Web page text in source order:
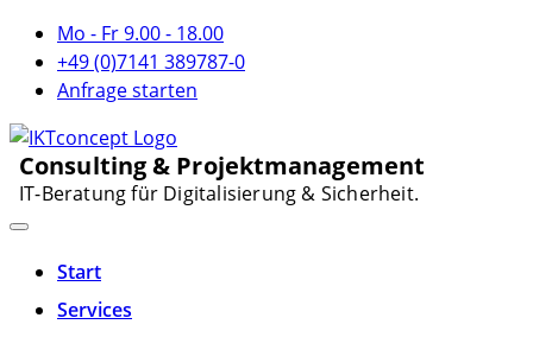
Mo - Fr 9.00 - 18.00
+49 (0)7141 389787-0
Anfrage starten
Consulting & Projektmanagement
IT-Beratung für Digitalisierung & Sicherheit.
Start
Services